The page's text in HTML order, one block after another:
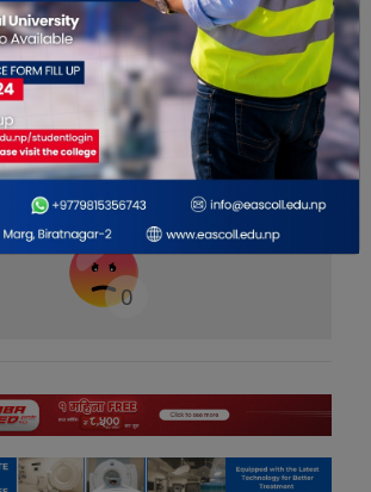
तपाईलाई कस्तो महसुस
भयो ?
0 0 0 0
0